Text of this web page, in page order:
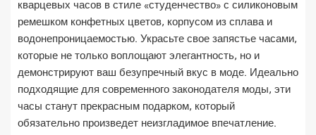
кварцевых часов в стиле «студенчество» с силиконовым
ремешком конфетных цветов, корпусом из сплава и
водонепроницаемостью. Украсьте свое запястье часами,
которые не только воплощают элегантность, но и
демонстрируют ваш безупречный вкус в моде. Идеально
подходящие для современного законодателя моды, эти
часы станут прекрасным подарком, который
обязательно произведет неизгладимое впечатление.